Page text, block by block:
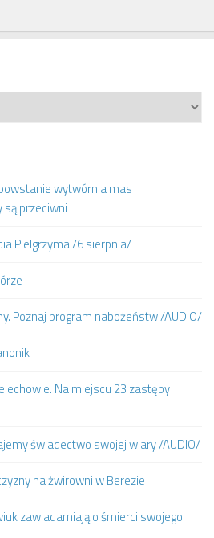
wytwórnia mas
są przeciwni
Pielgrzyma /6 sierpnia/
Poznaj program nabożeństw /AUDIO/
Na miejscu 23 zastępy
świadectwo swojej wiary /AUDIO/
na żwirowni w Berezie
zawiadamiają o śmierci swojego